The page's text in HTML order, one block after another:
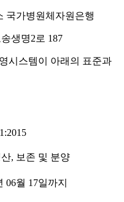
국가병원체자원은행
생명2로 187
시스템이 아래의 표준과
, 보존 및 분양
06월 17일까지